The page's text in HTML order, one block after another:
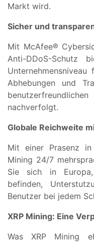
Markt wird.
Sicher und
Mit McAfee®
Anti-DDoS-Schutz
Abhebungen und
nachverfolgt.
Globale Reichweite
Mit einer Prasenz
Mining 24/7
Sie sich in
befinden,
Benutzer bei jedem
XRP Mining: Eine
Was XRP Mining